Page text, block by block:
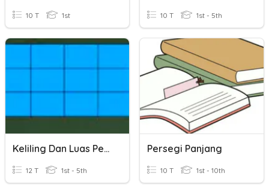
10 T 1st 10 T 1st - 5th
Keliling Dan Luas Persegi Dan Perseg Panjnag
12 T 1st - 5th
Persegi Panjang
10 T 1st - 10th